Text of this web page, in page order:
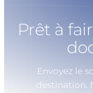
Prêt à
Envoyez le
destination.